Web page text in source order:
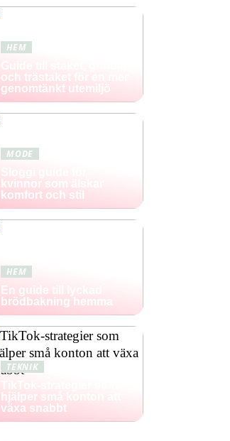
HEM
och trästaket för en mer
genomtänkt utemiljö
MODE
kvinnor som älskar
komfort och stil
HEM
En guide till lyckad
brödbakning hemma
TEKNIK
hjälper små konton att
växa snabbt